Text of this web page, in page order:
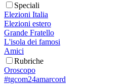
Speciali
Elezioni Italia
Elezioni estero
Grande Fratello
L'isola dei famosi
Amici
Rubriche
Oroscopo
#tgcom24amarcord